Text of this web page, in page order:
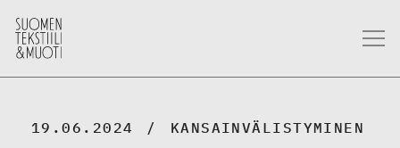
19.06.2024 KANSAINVÄLISTYMINEN